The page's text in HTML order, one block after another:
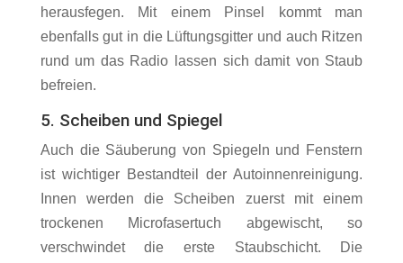
herausfegen. Mit einem Pinsel kommt man
ebenfalls gut in die Lüftungsgitter und auch Ritzen
rund um das Radio lassen sich damit von Staub
befreien.
5. Scheiben und Spiegel
Auch die Säuberung von Spiegeln und Fenstern
ist wichtiger Bestandteil der Autoinnenreinigung.
Innen werden die Scheiben zuerst mit einem
trockenen Microfasertuch abgewischt, so
verschwindet die erste Staubschicht. Die